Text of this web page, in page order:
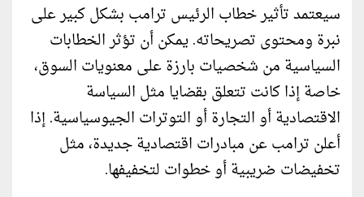
سيعتمد تأثير خطاب الرئيس ترامب بشكل كبير على
نبرة ومحتوى تصريحاته. يمكن أن تؤثر الخطابات
السياسية من شخصيات بارزة على معنويات السوق،
خاصة إذا كانت تتعلق بقضايا مثل السياسة
الاقتصادية أو التجارة أو التوترات الجيوسياسية. إذا
أعلن ترامب عن مبادرات اقتصادية جديدة، مثل
تخفيضات ضريبية أو خطوات لتخفيفها.